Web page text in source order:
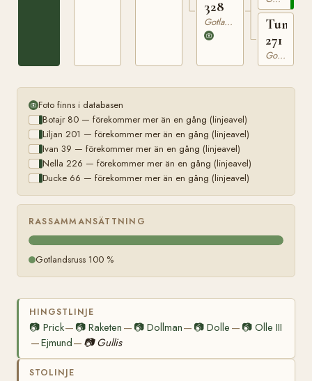
328
Gotlandsruss
271
Gotlandsruss
Foto finns i databasen
Botajr 80 — förekommer mer än en gång (linjeavel)
Liljan 201 — förekommer mer än en gång (linjeavel)
Ivan 39 — förekommer mer än en gång (linjeavel)
Nella 226 — förekommer mer än en gång (linjeavel)
Ducke 66 — förekommer mer än en gång (linjeavel)
RASSAMMANSÄTTNING
Gotlandsruss 100 %
HINGSTLINJE
📷 Prick— 📷Raketen — 📷 Dollman— 📷 Dolle — 📷Olle III
—Ejmund— 📷 Gullis
STOLINJE